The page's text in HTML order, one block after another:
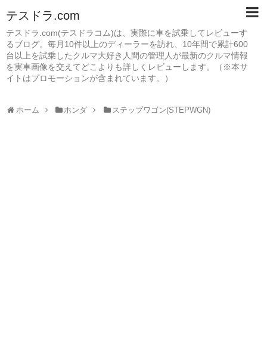
テスドラ.com
テスドラ.com(テスドラコム)は、実際に車を試乗してレビューす
るブログ。毎月10件以上のディーラーを訪れ、10年間で累計600
台以上を試乗したクルマ大好き人間の管理人が最新のクルマ情報
を実車画像を交えてどこよりも詳しくレビューします。（※本サ
イトはプロモーションが含まれています。）
ホーム ホンダ ステップワゴン(STEPWGN)